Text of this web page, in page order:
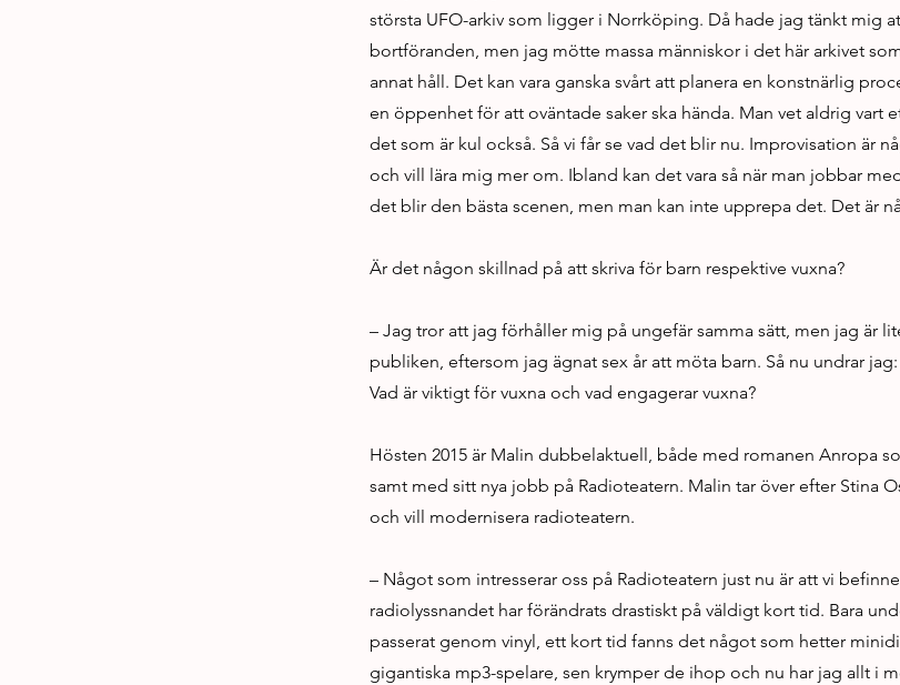
största UFO-arkiv som ligger i Norrköping. Då hade jag tänkt mig
bortföranden, men jag mötte massa människor i det här arkivet
annat håll. Det kan vara ganska svårt att planera en konstnärlig
en öppenhet för att oväntade saker ska hända. Man vet aldrig vart
det som är kul också. Så vi får se vad det blir nu. Improvisation är
och vill lära mig mer om. Ibland kan det vara så när man jobbar
det blir den bästa scenen, men man kan inte upprepa det. Det är
Är det någon skillnad på att skriva för barn respektive vuxna?
– Jag tror att jag förhåller mig på ungefär samma sätt, men jag är
publiken, eftersom jag ägnat sex år att möta barn. Så nu undrar jag:
Vad är viktigt för vuxna och vad engagerar vuxna?
Hösten 2015 är Malin dubbelaktuell, både med romanen Anropa
samt med sitt nya jobb på Radioteatern. Malin tar över efter Stina
och vill modernisera radioteatern.
– Något som intresserar oss på Radioteatern just nu är att vi
radiolyssnandet har förändrats drastiskt på väldigt kort tid. Bara
passerat genom vinyl, ett kort tid fanns det något som hetter
gigantiska mp3-spelare, sen krymper de ihop och nu har jag allt i